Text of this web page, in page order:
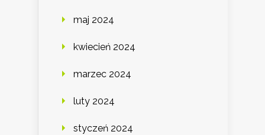
maj 2024
kwiecień 2024
marzec 2024
luty 2024
styczeń 2024